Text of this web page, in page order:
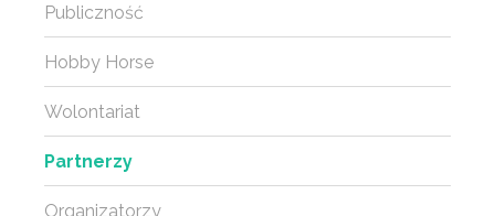
Publiczność
Hobby Horse
Wolontariat
Partnerzy
Organizatorzy